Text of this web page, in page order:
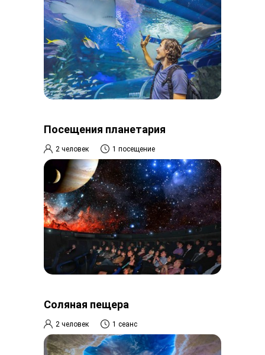
Посещения планетария
2 человек 1 посещение
Соляная пещера
2 человек 1 сеанс